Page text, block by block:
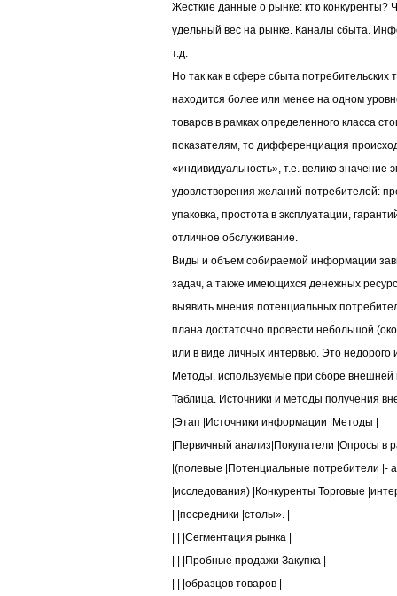
Жесткие данные о рынке: кто конкуренты?
удельный вес на рынке. Каналы сбыта.
т.д.
Но так как в сфере сбыта потребительских
находится более или менее на одном
товаров в рамках определенного класса
показателям, то дифференциация
«индивидуальность», т.е. велико значение
удовлетворения желаний потребителей:
упаковка, простота в эксплуатации,
отличное обслуживание.
Виды и объем собираемой информации
задач, а также имеющихся денежных
выявить мнения потенциальных
плана достаточно провести небольшой
или в виде личных интервью. Это недорого
Методы, используемые при сборе
Таблица. Источники и методы получения
|Этап |Источники информации |Методы |
|Первичный анализ|Покупатели |Опросы в
|(полевые |Потенциальные потребители |-
|исследования) |Конкуренты Торговые
| |посредники |столы». |
| | |Сегментация рынка |
| | |Пробные продажи Закупка |
| | |образцов товаров |